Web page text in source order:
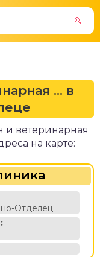
... в
и ветеринарная
на карте:
Отделец